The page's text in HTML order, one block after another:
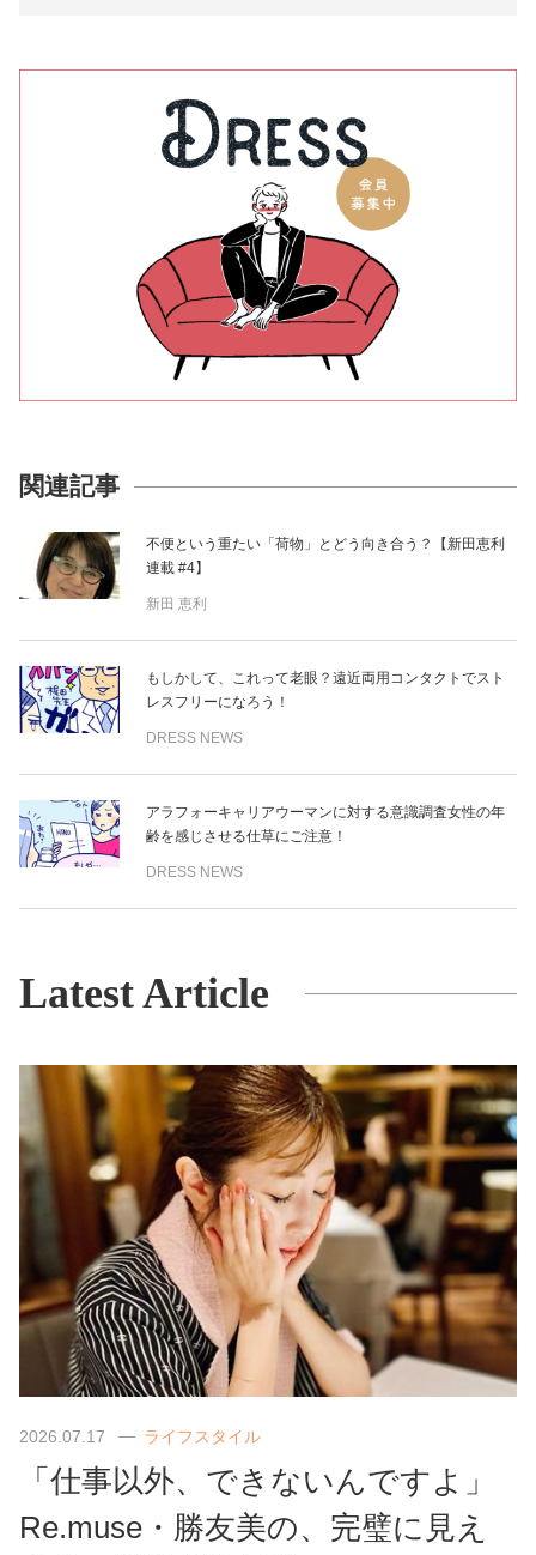
関連記事
不便という重たい「荷物」とどう向き合う？【新田恵利
連載 #4】
新田 恵利
もしかして、これって老眼？遠近両用コンタクトでスト
レスフリーになろう！
DRESS NEWS
アラフォーキャリアウーマンに対する意識調査女性の年
齢を感じさせる仕草にご注意！
DRESS NEWS
Latest Article
2026.07.17 ライフスタイル
「仕事以外、できないんですよ」
Re.muse・勝友美の、完璧に見え